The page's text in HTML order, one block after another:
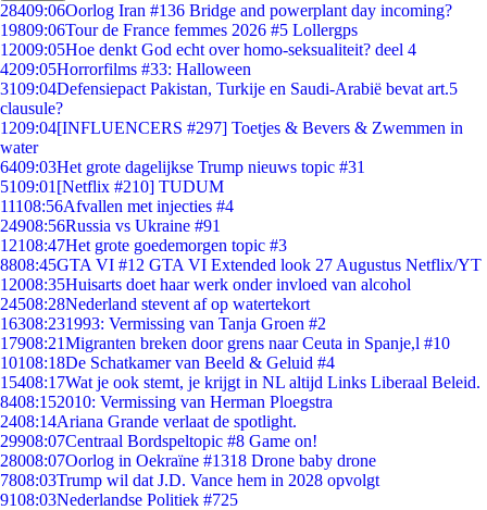
28409:06Oorlog Iran #136 Bridge and powerplant day incoming?
19809:06Tour de France femmes 2026 #5 Lollergps
12009:05Hoe denkt God echt over homo-seksualiteit? deel 4
4209:05Horrorfilms #33: Halloween
3109:04Defensiepact Pakistan, Turkije en Saudi-Arabië bevat art.5
clausule?
1209:04[INFLUENCERS #297] Toetjes & Bevers & Zwemmen in
water
6409:03Het grote dagelijkse Trump nieuws topic #31
5109:01 [Netflix #210] TUDUM
11108:56Afvallen met injecties #4
24908:56Russia vs Ukraine #91
12108:47Het grote goedemorgen topic #3
8808:45GTA VI #12 GTA VI Extended look 27 Augustus Netflix/YT
12008:35Huisarts doet haar werk onder invloed van alcohol
24508:28Nederland stevent af op watertekort
16308:231993: Vermissing van Tanja Groen #2
17908:21Migranten breken door grens naar Ceuta in Spanje,l #10
10108:18De Schatkamer van Beeld & Geluid #4
15408:17Wat je ook stemt, je krijgt in NL altijd Links Liberaal Beleid.
8408:152010: Vermissing van Herman Ploegstra
2408:14Ariana Grande verlaat de spotlight.
29908:07Centraal Bordspeltopic #8 Game on!
28008:07Oorlog in Oekraïne #1318 Drone baby drone
7808:03Trump wil dat J.D. Vance hem in 2028 opvolgt
9108:03Nederlandse Politiek #725